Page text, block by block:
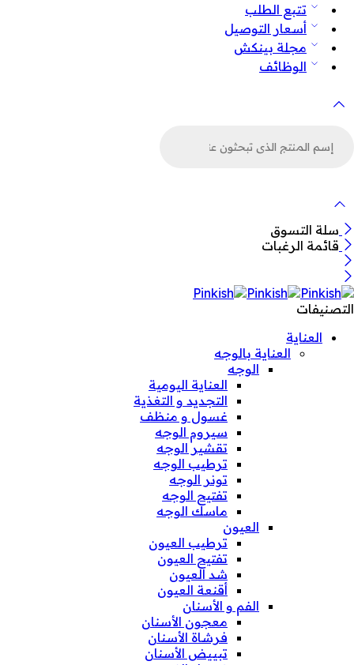
تتبع الطلب
أسعار التوصيل
مجلة بينكش
الوظائف
سلة التسوق
قائمة الرغبات
التصنيفات
العناية
العناية بالوجه
الوجه
العناية اليومية
التجديد و التغذية
غسول و منظف
سيروم الوجه
تقشير الوجه
ترطيب الوجه
تونر الوجه
تفتيح الوجه
ماسك الوجه
العيون
ترطيب العيون
تفتيح العيون
شد العيون
أقنعة العيون
الفم و الأسنان
معجون الأسنان
فرشاة الأسنان
تبييض الأسنان